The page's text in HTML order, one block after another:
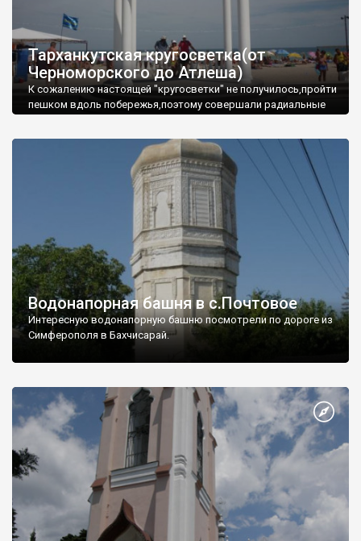
Тарханкутская кругосветка(от
Черноморского до Атлеша)
К сожалению настоящей "кругосветки" не получилось,пройти
пешком вдоль побережья,поэтому совершали радиальные
Водонапорная башня в с.Почтовое
Интересную водонапорную башню посмотрели по дороге из
Симферополя в Бахчисарай.